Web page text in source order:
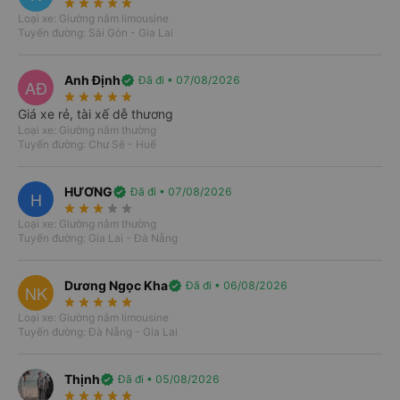
Nơi xuất phát
Bạn muốn đi đâu?
Ngày đi
Loại xe: Giường nằm limousine
Tuyến đường: Sài Gòn - Gia Lai
AĐ Anh Địnhverified Đã đi • 07/08/2026
star_rate star_rate star_rate star_rate star_rate
Giá xe rẻ, tài xế dễ thương
Loại xe: Giường nằm thường
Tuyến đường: Chư Sê - Huế
H HƯƠNGverified Đã đi • 07/08/2026
star_rate star_rate star_rate star_rate star_rate
Loại xe: Giường nằm thường
Tuyến đường: Gia Lai - Đà Nẵng
NK Dương Ngọc Khaverified Đã đi • 06/08/2026
star_rate star_rate star_rate star_rate star_rate
Loại xe: Giường nằm limousine
Tuyến đường: Đà Nẵng - Gia Lai
Thịnhverified Đã đi • 05/08/2026
star_rate star_rate star_rate star_rate star_rate